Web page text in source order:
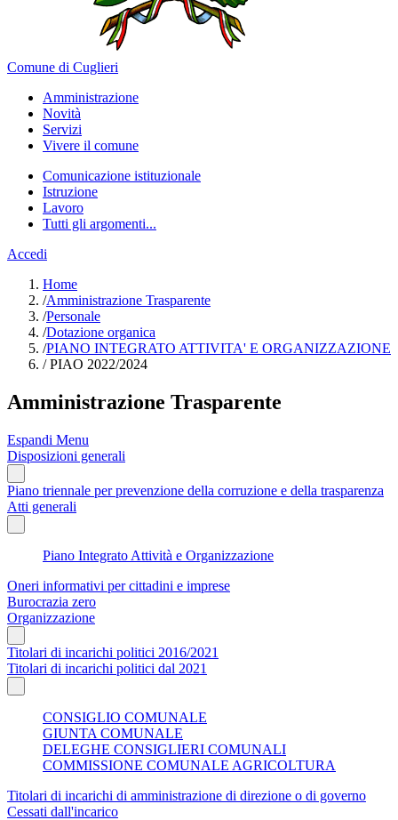
Comune di Cuglieri
Amministrazione
Novità
Servizi
Vivere il comune
Comunicazione istituzionale
Istruzione
Lavoro
Tutti gli argomenti...
Accedi
Home
/Amministrazione Trasparente
/Personale
/Dotazione organica
/PIANO INTEGRATO ATTIVITA' E ORGANIZZAZIONE
/PIAO 2022/2024
Amministrazione Trasparente
Espandi Menu
Disposizioni generali
Piano triennale per prevenzione della corruzione e della trasparenza
Atti generali
Piano Integrato Attività e Organizzazione
Oneri informativi per cittadini e imprese
Burocrazia zero
Organizzazione
Titolari di incarichi politici 2016/2021
Titolari di incarichi politici dal 2021
CONSIGLIO COMUNALE
GIUNTA COMUNALE
DELEGHE CONSIGLIERI COMUNALI
COMMISSIONE COMUNALE AGRICOLTURA
Titolari di incarichi di amministrazione di direzione o di governo
Cessati dall'incarico